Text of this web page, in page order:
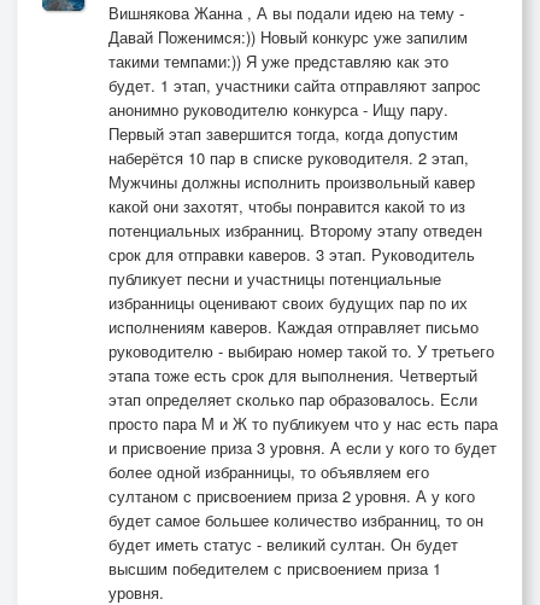
Вишнякова Жанна , А вы подали идею на тему -
Давай Поженимся:)) Новый конкурс уже запилим
такими темпами:)) Я уже представляю как это
будет. 1 этап, участники сайта отправляют запрос
анонимно руководителю конкурса - Ищу пару.
Первый этап завершится тогда, когда допустим
наберётся 10 пар в списке руководителя. 2 этап,
Мужчины должны исполнить произвольный кавер
какой они захотят, чтобы понравится какой то из
потенциальных избранниц. Второму этапу отведен
срок для отправки каверов. 3 этап. Руководитель
публикует песни и участницы потенциальные
избранницы оценивают своих будущих пар по их
исполнениям каверов. Каждая отправляет письмо
руководителю - выбираю номер такой то. У третьего
этапа тоже есть срок для выполнения. Четвертый
этап определяет сколько пар образовалось. Если
просто пара М и Ж то публикуем что у нас есть пара
и присвоение приза 3 уровня. А если у кого то будет
более одной избранницы, то объявляем его
султаном с присвоением приза 2 уровня. А у кого
будет самое большее количество избранниц, то он
будет иметь статус - великий султан. Он будет
высшим победителем с присвоением приза 1
уровня.